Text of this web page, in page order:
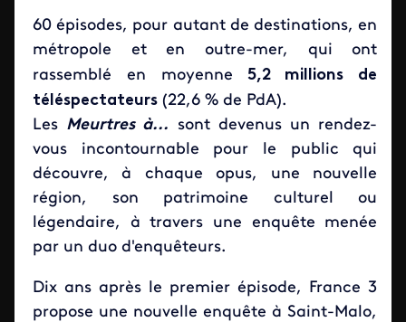
60 épisodes, pour autant de destinations, en
métropole et en outre-mer, qui ont
rassemblé en moyenne
5,2 millions de
téléspectateurs (22,6 % de PdA).
Les Meurtres à...
sont devenus un rendez-
vous incontournable pour le public qui
découvre, à chaque opus, une nouvelle
région, son patrimoine culturel ou
légendaire, à travers une enquête menée
par un duo d'enquêteurs.
Dix ans après le premier épisode, France 3
propose une nouvelle enquête à Saint-Malo,